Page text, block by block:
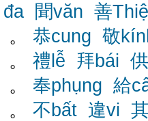
đa
聞văn 善
。 恭cung 敬
。 禮lễ 拜bái
。 奉phụng 給
。 不bất 違vi